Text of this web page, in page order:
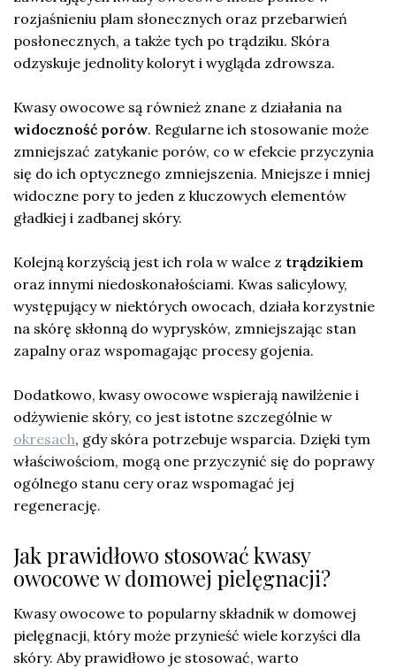
rozjaśnieniu plam słonecznych oraz przebarwień
posłonecznych, a także tych po trądziku. Skóra
odzyskuje jednolity koloryt i wygląda zdrowsza.
Kwasy owocowe są również znane z działania na
widoczność porów. Regularne ich stosowanie może
zmniejszać zatykanie porów, co w efekcie przyczynia
się do ich optycznego zmniejszenia. Mniejsze i mniej
widoczne pory to jeden z kluczowych elementów
gładkiej i zadbanej skóry.
Kolejną korzyścią jest ich rola w walce z trądzikiem
oraz innymi niedoskonałościami. Kwas salicylowy,
występujący w niektórych owocach, działa korzystnie
na skórę skłonną do wyprysków, zmniejszając stan
zapalny oraz wspomagając procesy gojenia.
Dodatkowo, kwasy owocowe wspierają nawilżenie i
odżywienie skóry, co jest istotne szczególnie w
okresach, gdy skóra potrzebuje wsparcia. Dzięki tym
właściwościom, mogą one przyczynić się do poprawy
ogólnego stanu cery oraz wspomagać jej
regenerację.
Jak prawidłowo stosować kwasy
owocowe w domowej pielęgnacji?
Kwasy owocowe to popularny składnik w domowej
pielęgnacji, który może przynieść wiele korzyści dla
skóry. Aby prawidłowo je stosować, warto